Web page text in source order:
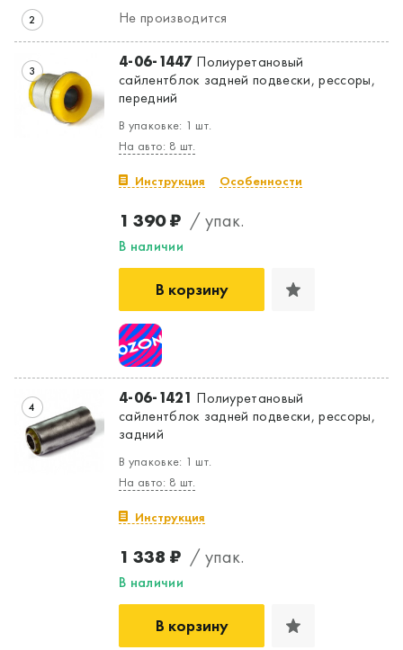
2 Не производится
3 4-06-1447Полиуретановый
сайлентблок задней подвески, рессоры,
передний
В упаковке: 1 шт.
На авто: 8 шт.
Инструкция Особенности
1 390 ₽ / упак.
В наличии
В корзину
4 4-06-1421 Полиуретановый
сайлентблок задней подвески, рессоры,
задний
В упаковке: 1 шт.
На авто: 8 шт.
Инструкция
1 338 ₽ / упак.
В наличии
В корзину